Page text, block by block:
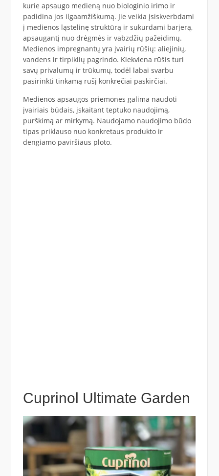
kurie apsaugo medieną nuo biologinio irimo ir
padidina jos ilgaamžiškumą. Jie veikia įsiskverbdami
į medienos ląstelinę struktūrą ir sukurdami barjerą,
apsaugantį nuo drėgmės ir vabzdžių pažeidimų.
Medienos impregnantų yra įvairių rūšių: aliejinių,
vandens ir tirpiklių pagrindo. Kiekviena rūšis turi
savų privalumų ir trūkumų, todėl labai svarbu
pasirinkti tinkamą rūšį konkrečiai paskirčiai.
Medienos apsaugos priemones galima naudoti
įvairiais būdais, įskaitant teptuko naudojimą,
purškimą ar mirkymą. Naudojamo naudojimo būdo
tipas priklauso nuo konkretaus produkto ir
dengiamo paviršiaus ploto.
Cuprinol Ultimate Garden